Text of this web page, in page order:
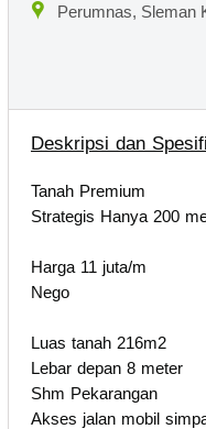
Perumnas, Sleman
Deskripsi dan
Tanah Premium
Strategis Hanya 200
Harga 11 juta/m
Nego
Luas tanah 216m2
Lebar depan 8 meter
Shm Pekarangan
Akses jalan mobil